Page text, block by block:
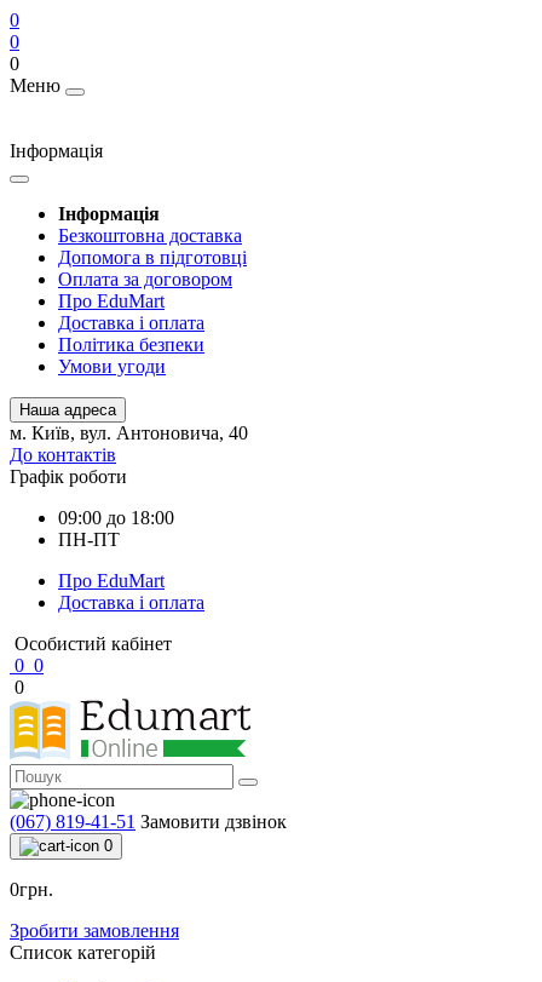
0
0
0
Меню
Інформація
Інформація
Безкоштовна доставка
Допомога в підготовці
Оплата за договором
Про EduMart
Доставка і оплата
Політика безпеки
Умови угоди
Наша адреса
м. Київ, вул. Антоновича, 40
До контактів
Графік роботи
09:00 до 18:00
ПН-ПТ
Про EduMart
Доставка і оплата
Особистий кабінет
0 0
0
(067) 819-41-51 Замовити дзвінок
0
0грн.
Зробити замовлення
Список категорій